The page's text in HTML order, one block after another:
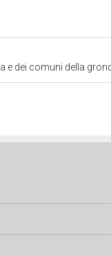
e dei comuni della